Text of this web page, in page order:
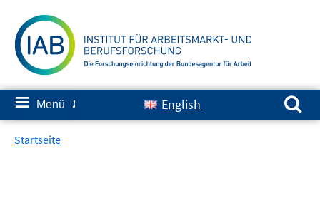
zum
Inhalt
≡ Menü ✘ English
Suchen nach:
Startseite